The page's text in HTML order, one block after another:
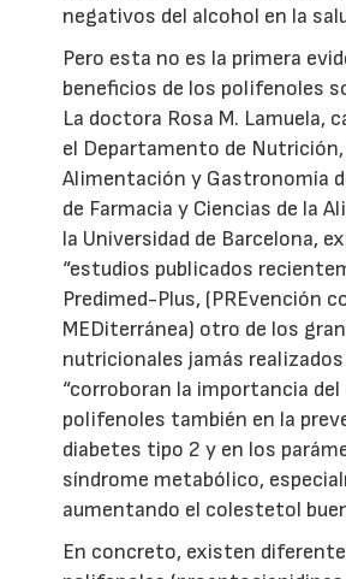
negativos del alcohol en la
Pero esta no es la primera
beneficios de los polifenoles
La doctora Rosa M. Lamuela,
el Departamento de Nutrición,
Alimentación y Gastronomía
de Farmacia y Ciencias de la
la Universidad de Barcelona,
“estudios publicados
Predimed-Plus, (PREvención
MEDiterránea) otro de los
nutricionales jamás realizados
“corroboran la importancia
polifenoles también en la
diabetes tipo 2 y en los
síndrome metabólico,
aumentando el colestetol
En concreto, existen